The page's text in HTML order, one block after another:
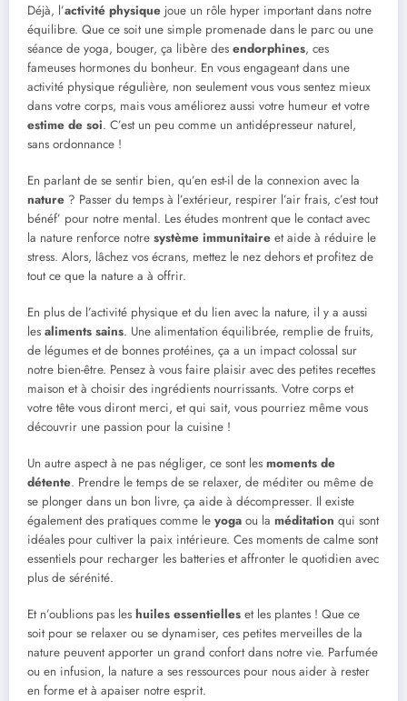
Déjà, l’activité physique joue un rôle hyper important dans notre
équilibre. Que ce soit une simple promenade dans le parc ou une
séance de yoga, bouger, ça libère des endorphines, ces
fameuses hormones du bonheur. En vous engageant dans une
activité physique régulière, non seulement vous vous sentez mieux
dans votre corps, mais vous améliorez aussi votre humeur et votre
estime de soi. C’est un peu comme un antidépresseur naturel,
sans ordonnance !
En parlant de se sentir bien, qu’en est-il de la connexion avec la
nature ? Passer du temps à l’extérieur, respirer l’air frais, c’est tout
bénéf’ pour notre mental. Les études montrent que le contact avec
la nature renforce notre système immunitaire et aide à réduire le
stress. Alors, lâchez vos écrans, mettez le nez dehors et profitez de
tout ce que la nature a à offrir.
En plus de l’activité physique et du lien avec la nature, il y a aussi
les aliments sains. Une alimentation équilibrée, remplie de fruits,
de légumes et de bonnes protéines, ça a un impact colossal sur
notre bien-être. Pensez à vous faire plaisir avec des petites recettes
maison et à choisir des ingrédients nourrissants. Votre corps et
votre tête vous diront merci, et qui sait, vous pourriez même vous
découvrir une passion pour la cuisine !
Un autre aspect à ne pas négliger, ce sont les moments de
détente. Prendre le temps de se relaxer, de méditer ou même de
se plonger dans un bon livre, ça aide à décompresser. Il existe
également des pratiques comme le yoga ou la méditation qui sont
idéales pour cultiver la paix intérieure. Ces moments de calme sont
essentiels pour recharger les batteries et affronter le quotidien avec
plus de sérénité.
Et n’oublions pas les huiles essentielles et les plantes ! Que ce
soit pour se relaxer ou se dynamiser, ces petites merveilles de la
nature peuvent apporter un grand confort dans notre vie. Parfumée
ou en infusion, la nature a ses ressources pour nous aider à rester
en forme et à apaiser notre esprit.